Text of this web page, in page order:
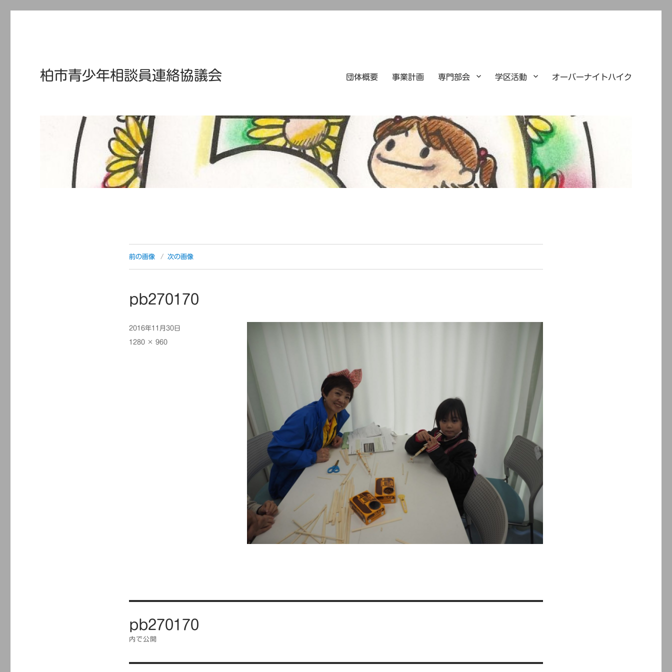
柏市青少年相談員連絡協議会 団体概要 事業計画 専門部会 学区活動 オーバーナイトハイク
前の画像 次の画像
pb270170
投
稿
2016年11月30日
フ
1280 × 960
稿
ナ
ゲ
pb270170
内で公開